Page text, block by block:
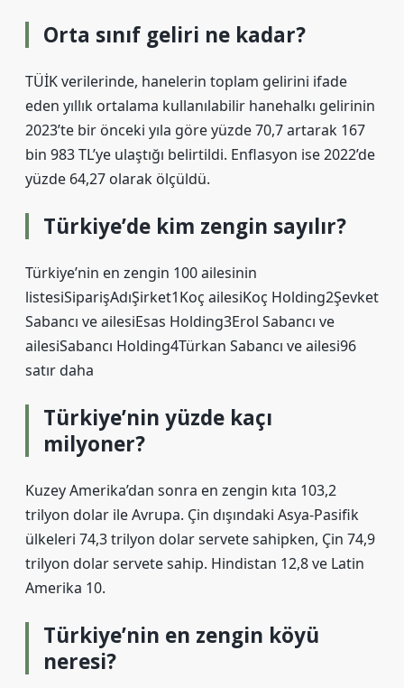
Orta sınıf geliri ne kadar?
TÜİK verilerinde, hanelerin toplam gelirini ifade
eden yıllık ortalama kullanılabilir hanehalkı gelirinin
2023’te bir önceki yıla göre yüzde 70,7 artarak 167
bin 983 TL’ye ulaştığı belirtildi. Enflasyon ise 2022’de
yüzde 64,27 olarak ölçüldü.
Türkiye’de kim zengin sayılır?
Türkiye’nin en zengin 100 ailesinin
listesiSiparişAdıŞirket1Koç ailesiKoç Holding2Şevket
Sabancı ve ailesiEsas Holding3Erol Sabancı ve
ailesiSabancı Holding4Türkan Sabancı ve ailesi96
satır daha
Türkiye’nin yüzde kaçı
milyoner?
Kuzey Amerika’dan sonra en zengin kıta 103,2
trilyon dolar ile Avrupa. Çin dışındaki Asya-Pasifik
ülkeleri 74,3 trilyon dolar servete sahipken, Çin 74,9
trilyon dolar servete sahip. Hindistan 12,8 ve Latin
Amerika 10.
Türkiye’nin en zengin köyü
neresi?